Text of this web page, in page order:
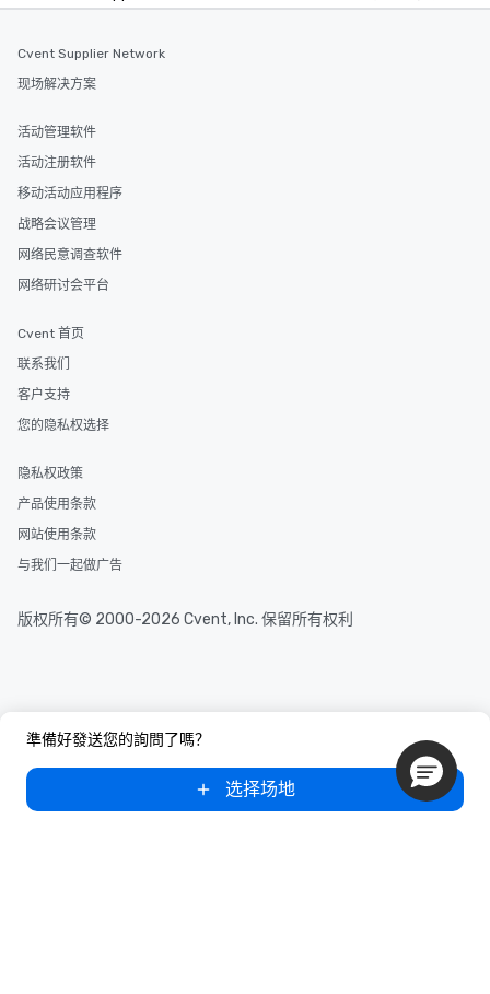
準備好發送您的詢問了嗎？
选择场地
Cvent Supplier Network
现场解决方案
活动管理软件
活动注册软件
移动活动应用程序
战略会议管理
网络民意调查软件
网络研讨会平台
Cvent 首页
联系我们
客户支持
您的隐私权选择
隐私权政策
产品使用条款
网站使用条款
与我们一起做广告
版权所有© 2000-2026 Cvent, Inc. 保留所有权利